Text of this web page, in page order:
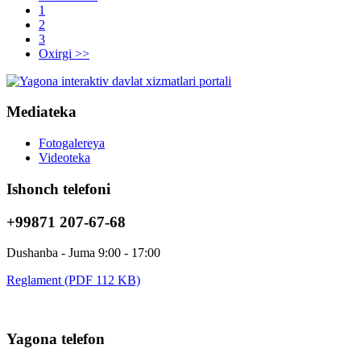
1
2
3
Oxirgi >>
Mediateka
Fotogalereya
Videoteka
Ishonch telefoni
+99871 207-67-68
Dushanba - Juma 9:00 - 17:00
Reglament (PDF 112 KB)
Yagona telefon